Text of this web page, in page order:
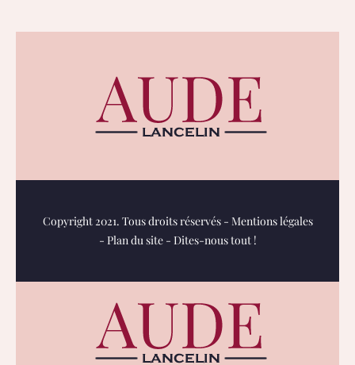
Copyright 2021. Tous droits réservés - Mentions légales
- Plan du site- Dites-nous tout !